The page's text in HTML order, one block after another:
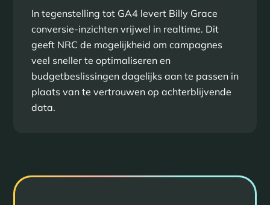
In tegenstelling tot GA4 levert Billy Grace
conversie-inzichten vrijwel in realtime. Dit
geeft NRC de mogelijkheid om campagnes
veel sneller te optimaliseren en
budgetbeslissingen dagelijks aan te passen in
plaats van te vertrouwen op achterblijvende
data.